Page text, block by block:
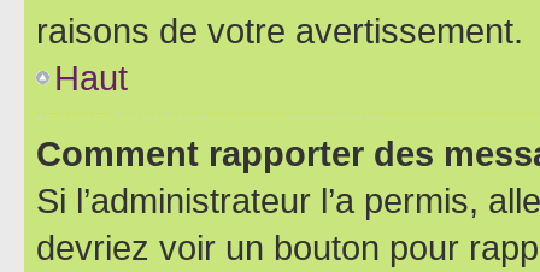
raisons de votre avertissement.
Haut
Comment rapporter des
Si l’administrateur l’a permis,
devriez voir un bouton pour